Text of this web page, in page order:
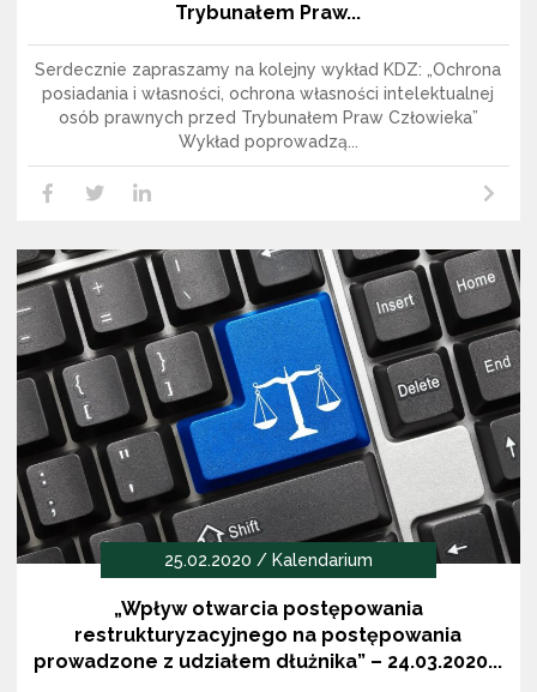
Trybunałem Praw...
Serdecznie zapraszamy na kolejny wykład KDZ: „Ochrona
posiadania i własności, ochrona własności intelektualnej
osób prawnych przed Trybunałem Praw Człowieka”
Wykład poprowadzą...
25.02.2020 / Kalendarium
„Wpływ otwarcia postępowania
restrukturyzacyjnego na postępowania
prowadzone z udziałem dłużnika” – 24.03.2020...